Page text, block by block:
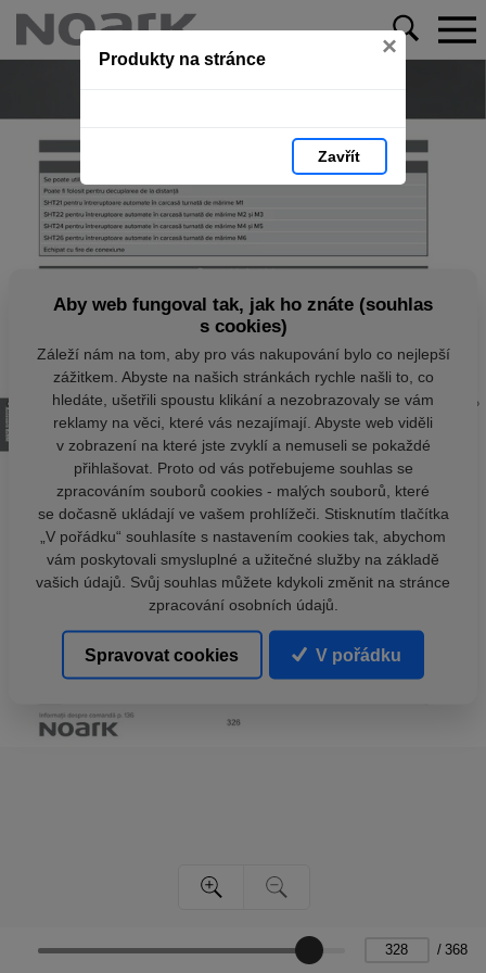
Produkty na stránce ×
Zavřít
/ 368
Aby web fungoval tak, jak ho znáte (souhlas
s cookies)
Záleží nám na tom, aby pro vás nakupování bylo co nejlepší
zážitkem. Abyste na našich stránkách rychle našli to, co
hledáte, ušetřili spoustu klikání a nezobrazovaly se vám
reklamy na věci, které vás nezajímají. Abyste web viděli
v zobrazení na které jste zvyklí a nemuseli se pokaždé
přihlašovat. Proto od vás potřebujeme souhlas se
zpracováním souborů cookies - malých souborů, které
se dočasně ukládají ve vašem prohlížeči. Stisknutím tlačítka
„V pořádku“ souhlasíte s nastavením cookies tak, abychom
vám poskytovali smysluplné a užitečné služby na základě
vašich údajů. Svůj souhlas můžete kdykoli změnit na stránce
zpracování osobních údajů.
Spravovat cookies V pořádku